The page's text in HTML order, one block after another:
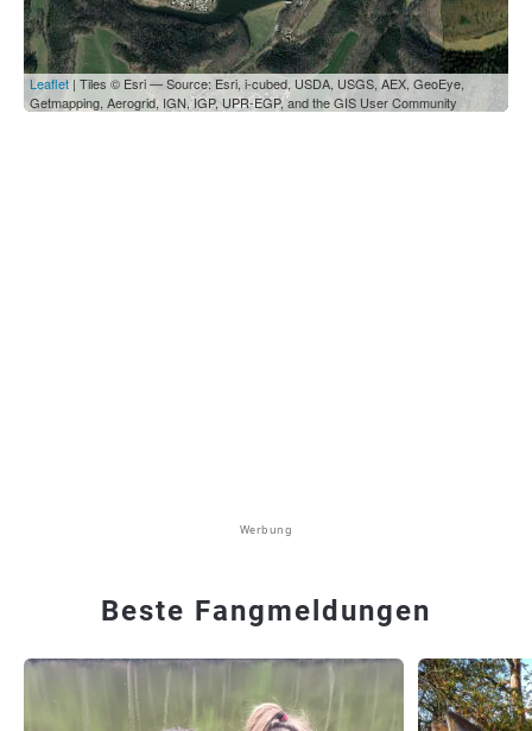
Leaflet | Tiles © Esri — Source: Esri, i-cubed, USDA, USGS, AEX, GeoEye,
Getmapping, Aerogrid, IGN, IGP, UPR-EGP, and the GIS User Community
Werbung
Beste Fangmeldungen